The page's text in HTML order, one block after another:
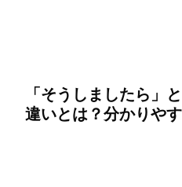
「そうしましたら」
違いとは？分かりや